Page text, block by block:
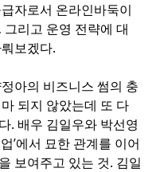
자로서 온라인바둑이
그리고 운영 전략에 대
보겠다.
아의 비즈니스 썸의 충
되지 않았는데 또 다
. 배우 김일우와 박선영
’에서 묘한 관계를 이어
보여주고 있는 것. 김일